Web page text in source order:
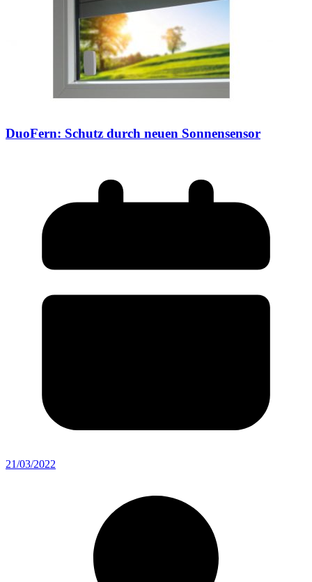
DuoFern: Schutz durch neuen Sonnensensor
21/03/2022